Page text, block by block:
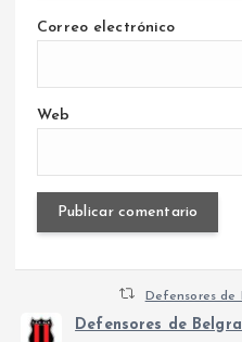
Correo electrónico
Web
Defensores de
Defensores de